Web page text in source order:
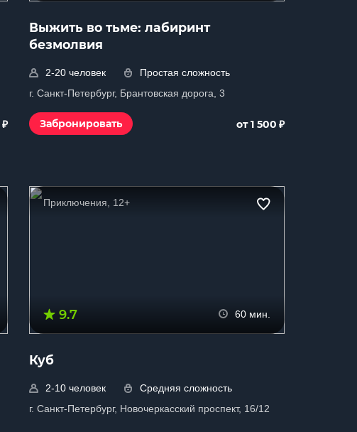
₽
Выжить во тьме: лабиринт
безмолвия
2-20 человек
Простая сложность
г. Санкт-Петербург, Брантовская дорога, 3
Забронировать от 1 500 ₽
Приключения, 12+
9.7 60 мин.
Куб
2-10 человек
Средняя сложность
г. Санкт-Петербург, Новочеркасский проспект, 16/12